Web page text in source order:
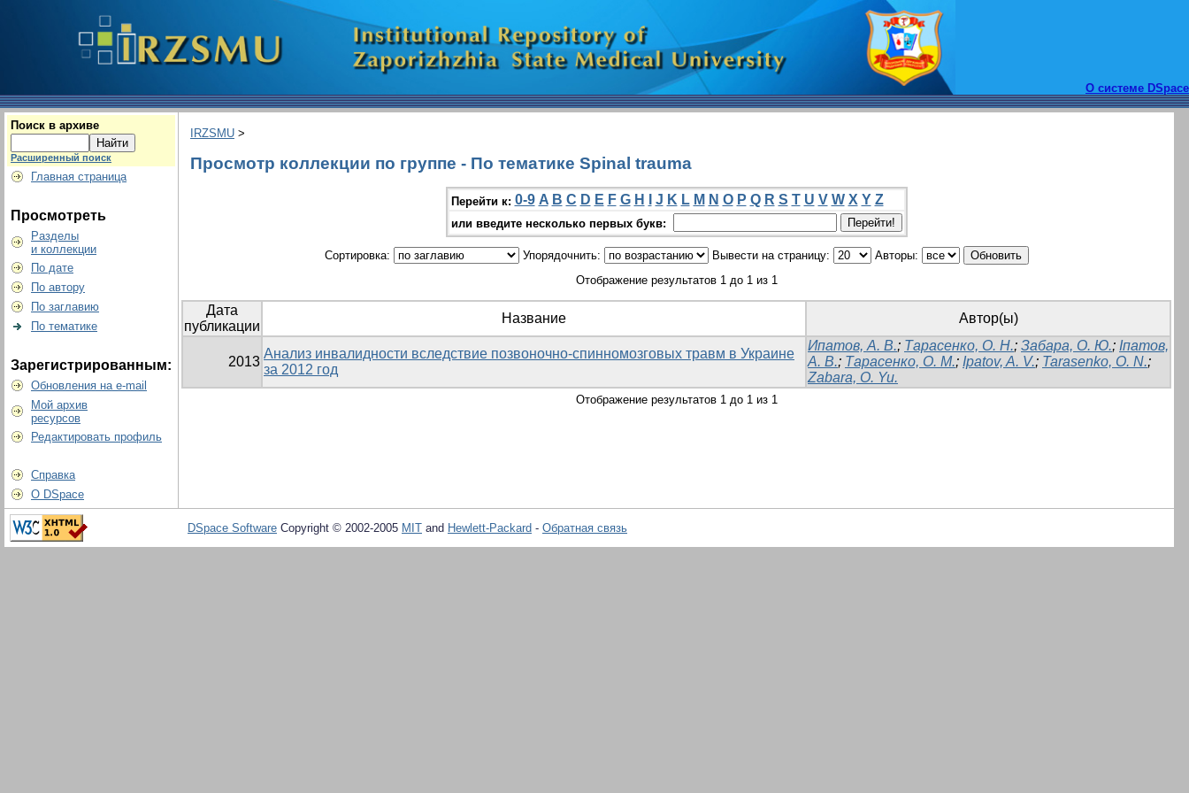
О системе DSpace
Поиск в архиве
Расширенный поиск
Главная страница
Просмотреть
Разделы
и коллекции
По дате
По автору
По заглавию
По тематике
Зарегистрированным:
Обновления на e-mail
Мой архив
ресурсов
Редактировать профиль
Справка
О DSpace
IRZSMU >
Просмотр коллекции по группе - По тематике Spinal trauma
Перейти к: 0-9 A B C D E F G H J K L M N O P Q R S T U V W X Y Z
или введите несколько первых букв:
Сортировка: Упорядочнить: Вывести на страницу:
Авторы:
Отображение результатов 1 до 1 из 1
Дата
публикации
Название Автор(ы)
2013
Анализ инвалидности вследствие позвоночно-спинномозговых травм в Украине
за 2012 год
Ипатов, А. В.; Тарасенко, О. Н.; Забара, О. Ю.; Іпатов,
А. В.; Тарасенко, О. М.; Ipatov, A. V.; Tarasenko, О. N.;
Zabara, О. Yu.
Отображение результатов 1 до 1 из 1
DSpace Software Copyright © 2002-2005 MIT and Hewlett-Packard - Обратная связь